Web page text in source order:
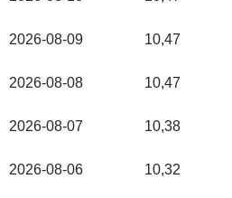
2026-08-09 10,47
2026-08-08 10,47
2026-08-07 10,38
2026-08-06 10,32